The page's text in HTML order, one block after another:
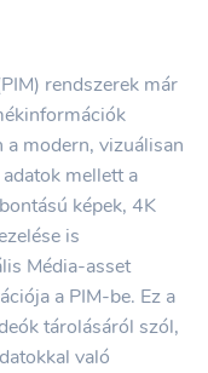
rendszerek már
modern, vizuálisan
mellett a
képek, 4K
is
Média-asset
a PIM-be. Ez a
tárolásáról szól,
való